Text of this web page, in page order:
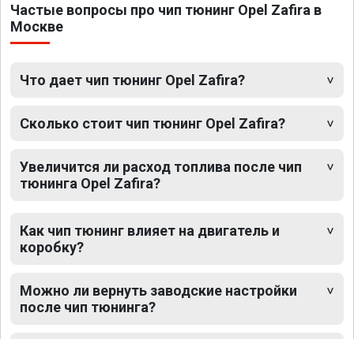
Частые вопросы про чип тюнинг Opel Zafira в
Москве
Что дает чип тюнинг Opel Zafira?
Сколько стоит чип тюнинг Opel Zafira?
Увеличится ли расход топлива после чип
тюнинга Opel Zafira?
Как чип тюнинг влияет на двигатель и
коробку?
Можно ли вернуть заводские настройки
после чип тюнинга?